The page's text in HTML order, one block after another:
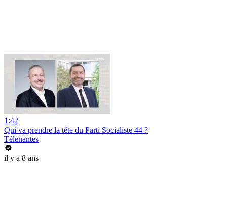
1:42
Qui va prendre la tête du Parti Socialiste 44 ?
Télénantes
il y a 8 ans